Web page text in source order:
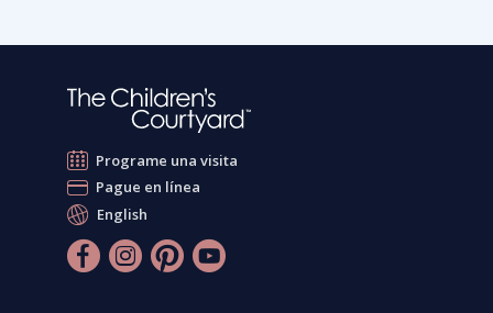
Programe una visita
Pague en línea
English